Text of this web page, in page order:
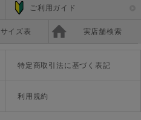
ご利用ガイド
サイズ表 実店舗検索
特定商取引法に基づく表記
利用規約